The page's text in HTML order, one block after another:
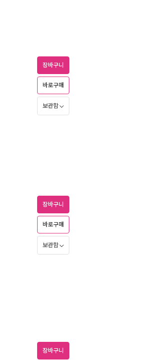
장바구니
바로구매
보관함
장바구니
바로구매
보관함
장바구니